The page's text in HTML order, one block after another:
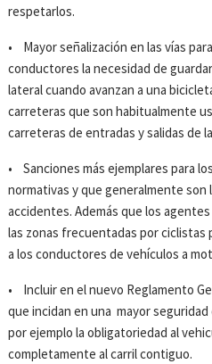
respetarlos.
• Mayor señalización en las vías
conductores la necesidad de
lateral cuando avanzan a una
carreteras que son habitualmente
carreteras de entradas y salidas de
• Sanciones más ejemplares para
normativas y que generalmente
accidentes. Además que los
las zonas frecuentadas por ciclistas
a los conductores de vehículos a
• Incluir en el nuevo Reglamento
que incidan en una mayor
por ejemplo la obligatoriedad al
completamente al carril contiguo.